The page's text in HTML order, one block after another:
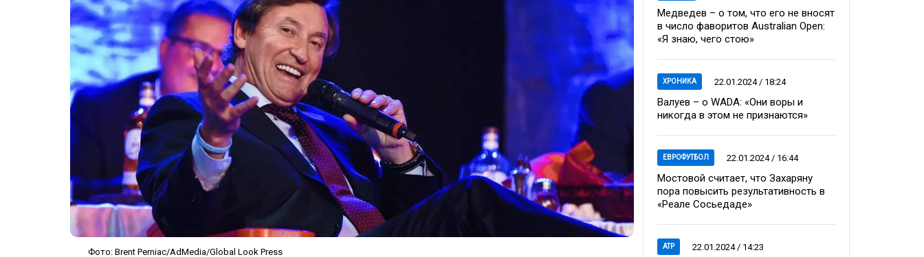
Фото: Brent Perniac/AdMedia/Global Look Press
Медведев – о том, что его не вносят
в число фаворитов Australian Open:
«Я знаю, чего стою»
ХРОНИКА 22.01.2024 / 18:24
Валуев – о WADA: «Они воры и
никогда в этом не признаются»
ЕВРОФУТБОЛ 22.01.2024 / 16:44
Мостовой считает, что Захаряну
пора повысить результативность в
«Реале Сосьедаде»
ATP 22.01.2024 / 14:23